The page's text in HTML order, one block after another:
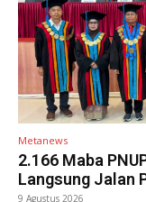
Metanews
2.166 Maba
Langsung Jalan
9 Agustus 2026